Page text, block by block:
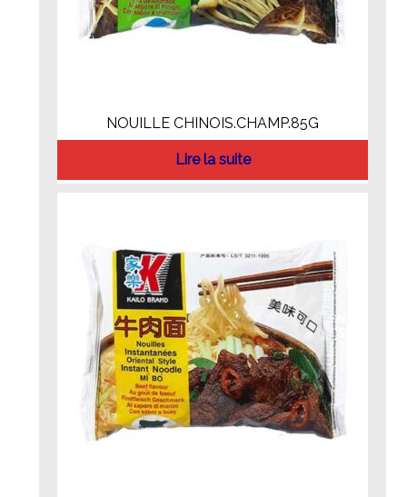
NOUILLE CHINOIS.CHAMP.85G
Lire la suite